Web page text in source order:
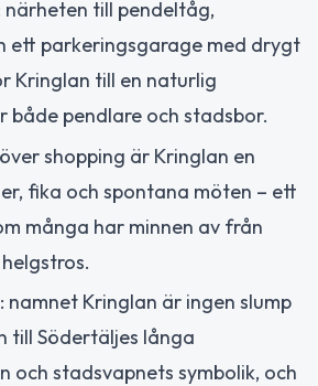
till pendeltåg,
ett parkeringsgarage med drygt
Kringlan till en naturlig
både pendlare och stadsbor.
shopping är Kringlan en
fika och spontana möten – ett
många har minnen av från
Kringlan är ingen slump
till Södertäljes långa
och stadsvapnets symbolik, och